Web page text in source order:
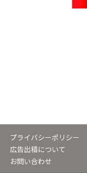
プライバシーポリシー
広告出稿について
お問い合わせ